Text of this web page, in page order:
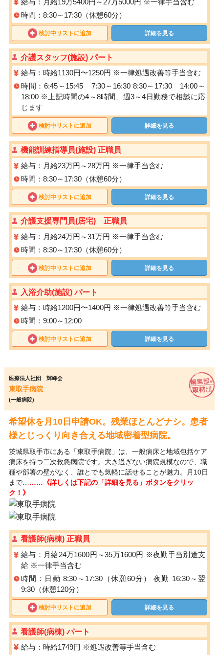
給与：月給19万5400円～27万5000円 ※一律手当含む
時間：8:30～17:30（休憩60分）
検討中リストに追加 詳細を見る
介護スタッフ(施設) パート
給与：時給1130円〜1250円 ※⼀律処遇改善等⼿当含む
時間：6:45～15:45 7:30～16:30 8:30～17:30 14:00～
18:00 ※上記時間の4～8時間、週3～4日勤務で相談に応
じます
検討中リストに追加 詳細を見る
機能訓練指導員(施設) 正職員
給与：月給23万円～28万円 ※一律手当含む
時間：8:30～17:30（休憩60分）
検討中リストに追加 詳細を見る
介護支援専門員(居宅) 正職員
給与：月給24万円～31万円 ※一律手当含む
時間：8:30～17:30（休憩60分）
検討中リストに追加 詳細を見る
入浴介助(施設) パート
給与：時給1200円〜1400円 ※⼀律処遇改善等⼿当含む
時間：9:00～12:00
検討中リストに追加 詳細を見る
医療法人社団 輝峰会
東取手病院
(一般病院)
希望休を月10日申請OK。残業ほとんどナシ。患者
様とじっくり向き合える地域密着型病院。
茨城県取手市にある「東取手病院」は、一般病床と地域包括ケア
病床を持つ二次救急病院です。大き過ぎない病院規模なので、職
種や部署の壁がなく、誰とでも気軽に話せることが魅力。月10日
まで… ……《詳しくは下記の「詳細を見る」ボタンをクリッ
ク！》
看護師(病棟) 正職員
給与：月給24万1600円～35万1600円 ※夜勤手当別途支
給 ※一律手当含む
時間：日勤 8:30～17:30（休憩60分） 夜勤 16:30～翌
9:30（休憩120分）
検討中リストに追加 詳細を見る
看護師(病棟) パート
給与：時給1749円 ※処遇改善等手当含む